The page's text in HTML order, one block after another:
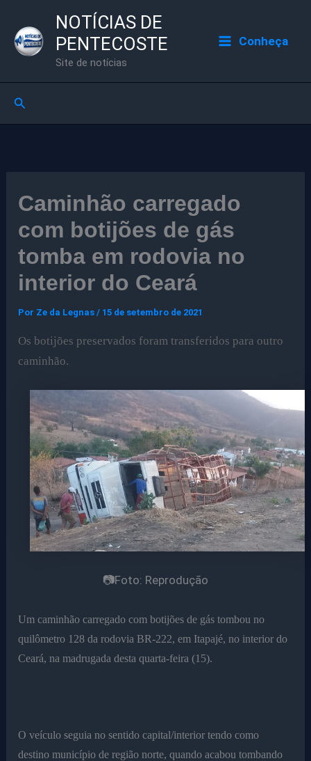
para
NOTÍCIAS DE
PENTECOSTE
Site de notícias
Conheça
Pesquisar
Caminhão carregado
com botijões de gás
tomba em rodovia no
interior do Ceará
Por Ze da Legnas/ 15 de setembro de 2021
Os botijões preservados foram transferidos para outro
caminhão.
📷Foto: Reprodução
Um caminhão carregado com botijões de gás tombou no
quilômetro 128 da rodovia BR-222, em Itapajé, no interior do
Ceará, na madrugada desta quarta-feira (15).
O veículo seguia no sentido capital/interior tendo como
destino município de região norte, quando acabou tombando